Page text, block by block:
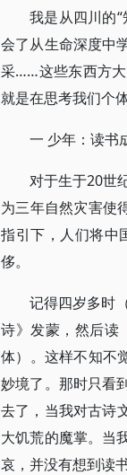
我是从四川的
会了从生命深度中
采……这些东西方大
就是在思考我们个
一 少年：读书
对于生于20世
为三年自然灾害使
指引下，人们将中
侈。
记得四岁多时
诗》发蒙，然后读
体）。这样不知不
妙境了。那时只看
去了，当我对古诗
大饥荒的魔掌。当
哀，并没有想到读